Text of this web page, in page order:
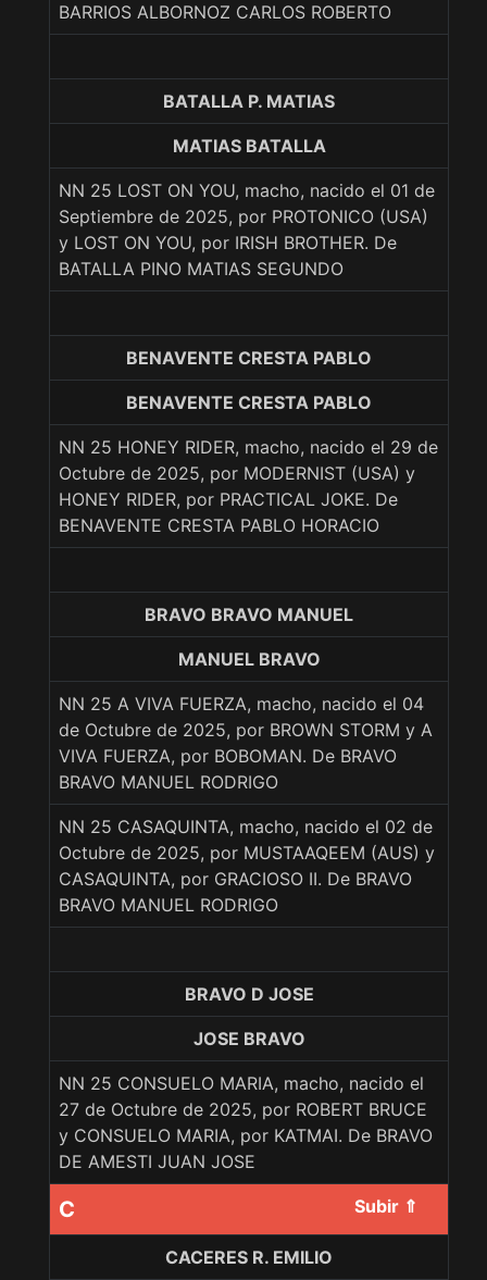
BARRIOS ALBORNOZ CARLOS ROBERTO
BATALLA P. MATIAS
MATIAS BATALLA
NN 25 LOST ON YOU, macho, nacido el 01 de
Septiembre de 2025, por PROTONICO (USA)
y LOST ON YOU, por IRISH BROTHER. De
BATALLA PINO MATIAS SEGUNDO
BENAVENTE CRESTA PABLO
BENAVENTE CRESTA PABLO
NN 25 HONEY RIDER, macho, nacido el 29 de
Octubre de 2025, por MODERNIST (USA) y
HONEY RIDER, por PRACTICAL JOKE. De
BENAVENTE CRESTA PABLO HORACIO
BRAVO BRAVO MANUEL
MANUEL BRAVO
NN 25 A VIVA FUERZA, macho, nacido el 04
de Octubre de 2025, por BROWN STORM y A
VIVA FUERZA, por BOBOMAN. De BRAVO
BRAVO MANUEL RODRIGO
NN 25 CASAQUINTA, macho, nacido el 02 de
Octubre de 2025, por MUSTAAQEEM (AUS) y
CASAQUINTA, por GRACIOSO II. De BRAVO
BRAVO MANUEL RODRIGO
BRAVO D JOSE
JOSE BRAVO
NN 25 CONSUELO MARIA, macho, nacido el
27 de Octubre de 2025, por ROBERT BRUCE
y CONSUELO MARIA, por KATMAI. De BRAVO
DE AMESTI JUAN JOSE
C Subir ⇑
CACERES R. EMILIO